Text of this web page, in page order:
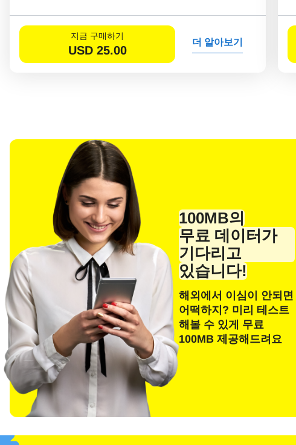
지금 구매하기
USD 25.00
더 알아보기
100MB의
무료 데이터가
기다리고
있습니다!
해외에서 이심이 안되면
어떡하지? 미리 테스트
해볼 수 있게 무료
100MB 제공해드려요
언어 선
계
이메일